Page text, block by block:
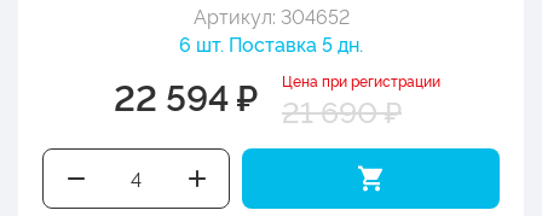
Артикул: 304652
6 шт. Поставка 5 дн.
22 594 ₽ Цена при регистрации
21 690 ₽